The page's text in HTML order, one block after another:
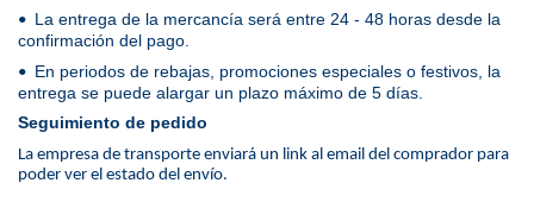
• La entrega de la mercancía será entre 24 - 48 horas desde la
confirmación del pago.
• En periodos de rebajas, promociones especiales o festivos, la
entrega se puede alargar un plazo máximo de 5 días.
Seguimiento de pedido
La empresa de transporte enviará un link al email del comprador para
poder ver el estado del envío.